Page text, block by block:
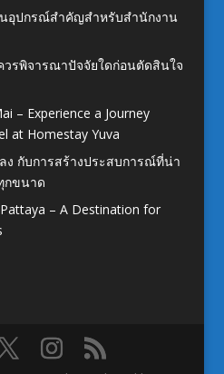
อุปกรณ์สำคัญสำหรับสำนักงาน
รพิจารณาปัจจัยใดก่อนตัดสินใจ
– Experience a Journey
at Homestay Yuva
ง กับการสร้างประสบการณ์ที่น่า
กขนาด
– A Destination for